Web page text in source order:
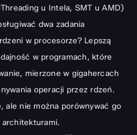
u Intela, SMT u AMD)
dwa zadania
w procesorze? Lepszą
w programach, które
mierzone w gigahercach
operacji przez rdzeń.
ale nie można porównywać go